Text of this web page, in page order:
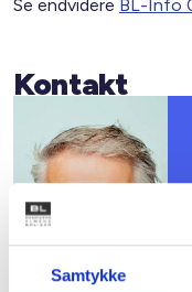
Samtykke
Se endvidere BL-Info
Kontakt